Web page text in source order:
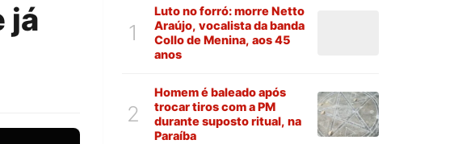
já
1
Luto no forró: morre Netto
Araújo, vocalista da banda
Collo de Menina, aos 45
anos
2
Homem é baleado após
trocar tiros com a PM
durante suposto ritual, na
Paraíba